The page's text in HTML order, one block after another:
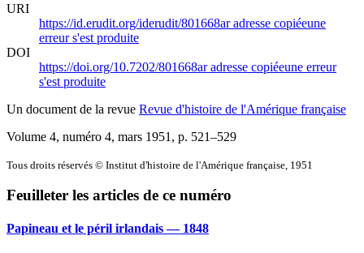
URI
https://id.erudit.org/iderudit/801668aradresse copiéeune
erreur s'est produite
DOI
https://doi.org/10.7202/801668aradresse copiéeune erreur
s'est produite
Un document de la revue Revue d'histoire de l'Amérique française
Volume 4, numéro 4, mars 1951 , p. 521–529
Tous droits réservés © Institut d'histoire de l'Amérique française, 1951
Feuilleter les articles de ce numéro
Papineau et le péril irlandais — 1848